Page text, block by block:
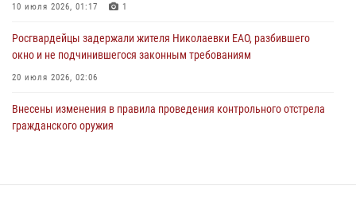
10 июля 2026, 01:17 1
Росгвардейцы задержали жителя Николаевки ЕАО, разбившего
окно и не подчинившегося законным требованиям
20 июля 2026, 02:06
Внесены изменения в правила проведения контрольного отстрела
гражданского оружия